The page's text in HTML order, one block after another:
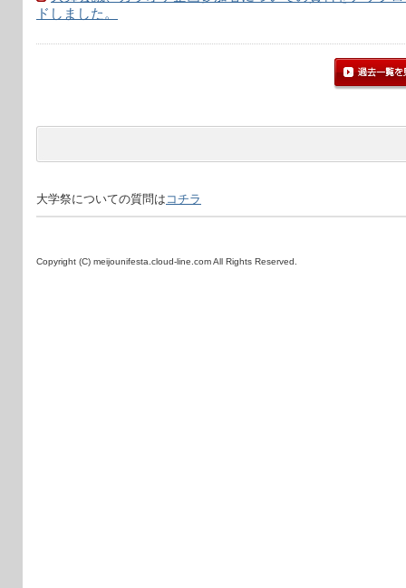
ドしました。
大学祭についての質問は コチラ
Copyright (C) meijounifesta.cloud-line.com All Rights Reserved.